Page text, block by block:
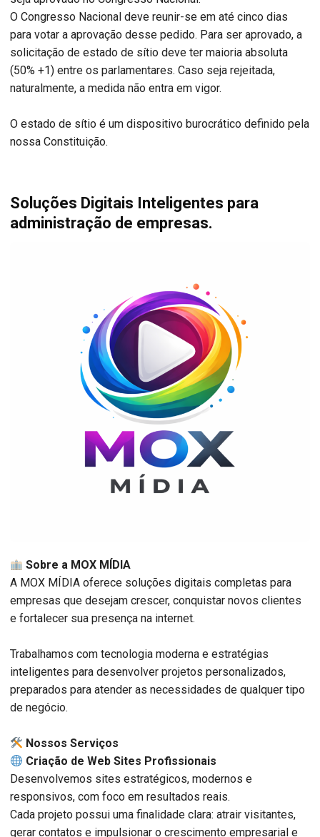
O Congresso Nacional deve reunir-se em até cinco dias
para votar a aprovação desse pedido. Para ser aprovado, a
solicitação de estado de sítio deve ter maioria absoluta
(50% +1) entre os parlamentares. Caso seja rejeitada,
naturalmente, a medida não entra em vigor.
O estado de sítio é um dispositivo burocrático definido pela
nossa Constituição.
Soluções Digitais Inteligentes para
administração de empresas.
Sobre a MOX MÍDIA
A MOX MÍDIA oferece soluções digitais completas para
empresas que desejam crescer, conquistar novos clientes
e fortalecer sua presença na internet.
Trabalhamos com tecnologia moderna e estratégias
inteligentes para desenvolver projetos personalizados,
preparados para atender as necessidades de qualquer tipo
de negócio.
️ Nossos Serviços
Criação de Web Sites Profissionais
Desenvolvemos sites estratégicos, modernos e
responsivos, com foco em resultados reais.
Cada projeto possui uma finalidade clara: atrair visitantes,
gerar contatos e impulsionar o crescimento empresarial e